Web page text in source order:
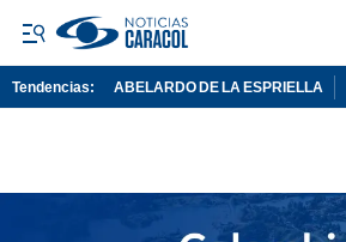
Tendencias: ABELARDO DE LA ESPRIELLA